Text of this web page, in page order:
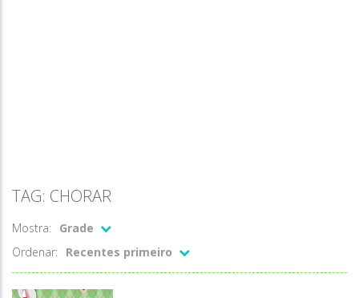
TAG: CHORAR
Mostra:
Grade
Ordenar:
Recentes primeiro